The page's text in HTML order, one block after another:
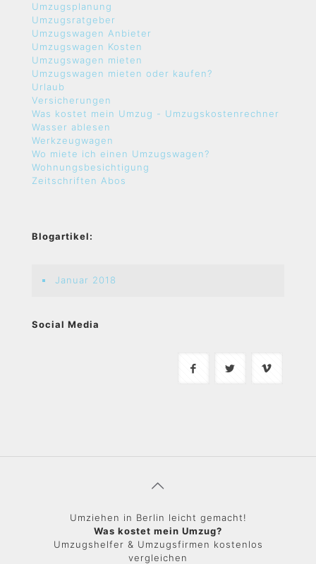
Umzugsplanung
Umzugsratgeber
Umzugswagen Anbieter
Umzugswagen Kosten
Umzugswagen mieten
Umzugswagen mieten oder kaufen?
Urlaub
Versicherungen
Was kostet mein Umzug - Umzugskostenrechner
Wasser ablesen
Werkzeugwagen
Wo miete ich einen Umzugswagen?
Wohnungsbesichtigung
Zeitschriften Abos
Blogartikel:
Januar 2018
Social Media
Umziehen in Berlin leicht gemacht!
Was kostet mein Umzug?
Umzugshelfer & Umzugsfirmen kostenlos
vergleichen